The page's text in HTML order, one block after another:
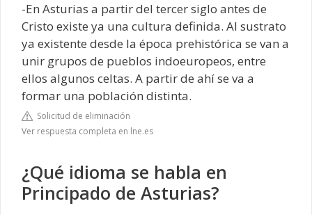
-En Asturias a partir del tercer siglo antes de
Cristo existe ya una cultura definida. Al sustrato
ya existente desde la época prehistórica se van a
unir grupos de pueblos indoeuropeos, entre
ellos algunos celtas. A partir de ahí se va a
formar una población distinta.
Solicitud de eliminación
Ver respuesta completa en lne.es
¿Qué idioma se habla en
Principado de Asturias?